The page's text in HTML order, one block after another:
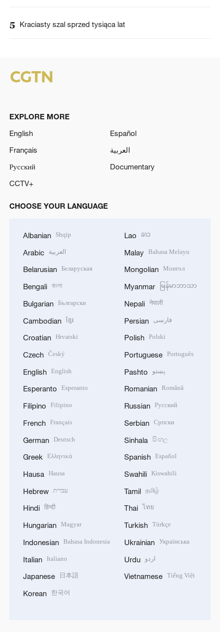
5 Kraciasty szal sprzed tysiąca lat
EXPLORE MORE
English
Español
Français
العربية
Русский
Documentary
CCTV+
CHOOSE YOUR LANGUAGE
Albanian Shqip
Arabic العربية
Belarusian Беларуская
Bengali বাংলা
Bulgarian Български
Cambodian ខ្មែរ
Croatian Hrvatski
Czech Český
English English
Esperanto Esperanto
Filipino Filipino
French Français
German Deutsch
Greek Ελληνικά
Hausa Hausa
Hebrew עברית
Hindi हिन्दी
Hungarian Magyar
Indonesian Bahasa Indonesia
Italian Italiano
Japanese 日本語
Korean 한국어
Lao ລາວ
Malay Bahasa Melayu
Mongolian Монгол
Myanmar မြန်မာဘာသာ
Nepali नेपाली
Persian فارسی
Polish Polski
Portuguese Português
Pashto پښتو
Romanian Română
Russian Русский
Serbian Српски
Sinhala සිංහල
Spanish Español
Swahili Kiswahili
Tamil தமிழ்
Thai ไทย
Turkish Türkçe
Ukrainian Українська
Urdu اردو
Vietnamese Tiếng Việt